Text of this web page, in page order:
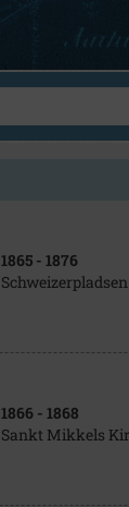
1865 - 1876
Schweizerpladsen
1866 - 1868
Sankt Mikkels